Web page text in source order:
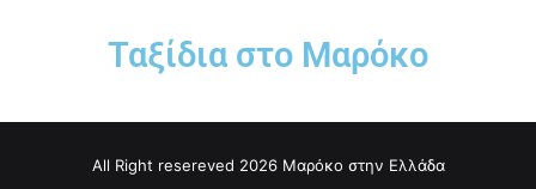
Ταξίδια στο Μαρόκο
All Right resereved 2026 Μαρόκο στην Ελλάδα